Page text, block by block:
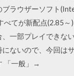
ブラウザーソフト
べてが新配点(2.85
、一部プレイできな
にないので、今回は
「一般」→